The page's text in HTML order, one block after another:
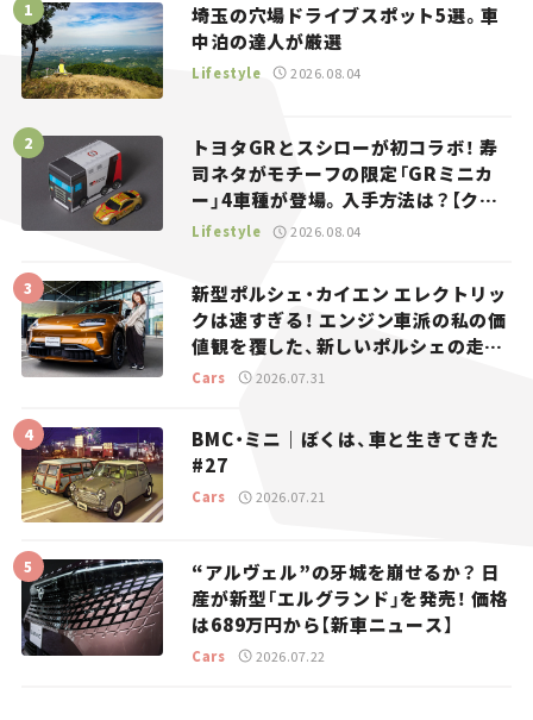
埼玉の穴場ドライブスポット5選。車
中泊の達人が厳選
Lifestyle 2026.08.04
トヨタGRとスシローが初コラボ！ 寿
司ネタがモチーフの限定「GRミニカ
ー」4車種が登場。入手方法は？【クル
マとホビー】
Lifestyle 2026.08.04
新型ポルシェ・カイエン エレクトリッ
クは速すぎる！ エンジン車派の私の価
値観を覆した、新しいポルシェの走
り。
Cars 2026.07.31
BMC・ミニ｜ぼくは、車と生きてきた
#27
Cars 2026.07.21
“アルヴェル”の牙城を崩せるか？ 日
産が新型「エルグランド」を発売！ 価格
は689万円から【新車ニュース】
Cars 2026.07.22